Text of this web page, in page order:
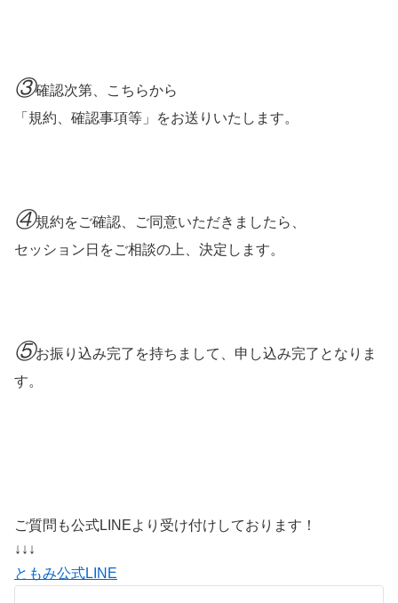
③確認次第、こちらから
「規約、確認事項等」をお送りいたします。
④規約をご確認、ご同意いただきましたら、
セッション日をご相談の上、決定します。
⑤お振り込み完了を持ちまして、申し込み完了となりま
す。
ご質問も公式LINEより受け付けしております！
↓↓↓
ともみ公式LINE